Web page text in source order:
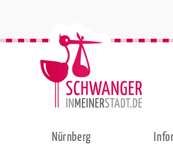
Nürnberg